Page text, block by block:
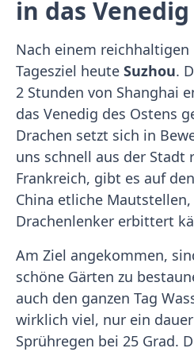
in das
Nach einem
Tagesziel heute Suzhou.
2 Stunden von Shanghai
das Venedig des Ostens
Drachen setzt sich in
uns schnell aus der Stadt
Frankreich, gibt es auf
China etliche
Drachenlenker erbittert
Am Ziel angekommen,
schöne Gärten zu
auch den ganzen Tag
wirklich viel, nur ein
Sprühregen bei 25 Grad.